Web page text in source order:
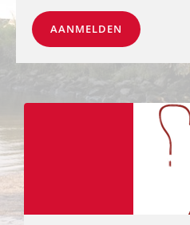
AANMELDEN